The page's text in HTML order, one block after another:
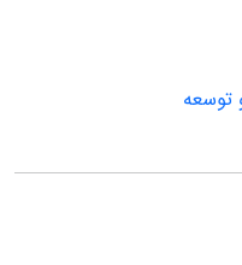
توسعه